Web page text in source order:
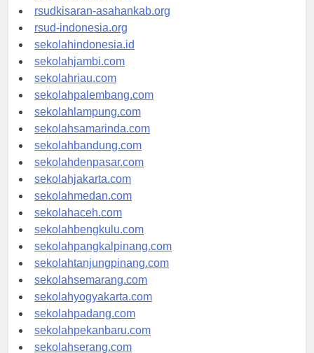
rsud-natunakab.org
rsudkisaran-asahankab.org
rsud-indonesia.org
sekolahindonesia.id
sekolahjambi.com
sekolahriau.com
sekolahpalembang.com
sekolahlampung.com
sekolahsamarinda.com
sekolahbandung.com
sekolahdenpasar.com
sekolahjakarta.com
sekolahmedan.com
sekolahaceh.com
sekolahbengkulu.com
sekolahpangkalpinang.com
sekolahtanjungpinang.com
sekolahsemarang.com
sekolahyogyakarta.com
sekolahpadang.com
sekolahpekanbaru.com